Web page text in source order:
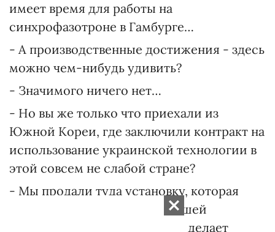
имеет время для работы на
синхрофазотроне в Гамбурге…
- А производственные достижения - здесь
можно чем-нибудь удивить?
- Значимого ничего нет…
- Но вы же только что приехали из
Южной Кореи, где заключили контракт на
использование украинской технологии в
этой совсем не слабой стране?
- Мы продали туда установку, которая
изготавливает изделия по нашей
технологии. Ну и что? Это не делает